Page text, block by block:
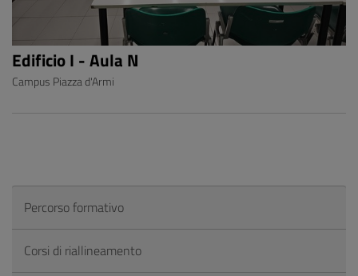
Edificio I - Aula N
Campus Piazza d'Armi
Percorso formativo
Corsi di riallineamento